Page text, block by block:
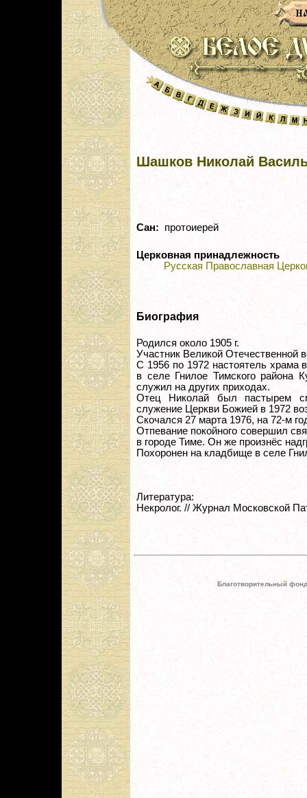
Шашков Николай
Сан: протоиерей
Церковная принадлежность
Русская Православная
Биография
Родился около 1905 г.
Участник Великой Отечественной
С 1956 по 1972 настоятель храма
в селе Гнилое Тимского района
служил на других приходах.
Отец Николай был пастырем
служение Церкви Божией в 1972
Скочался 27 марта 1976, на 72-м
Отпевание покойного совершил
в городе Тиме. Он же произнёс
Похоронен на кладбище в селе
Литература:
Некролог. // Журнал Московской
Благотворительный